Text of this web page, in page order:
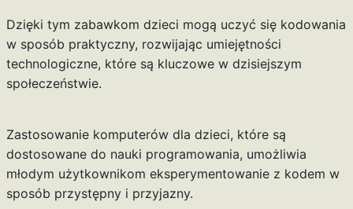
Dzięki tym zabawkom dzieci mogą uczyć się kodowania
w sposób praktyczny, rozwijając umiejętności
technologiczne, które są kluczowe w dzisiejszym
społeczeństwie.
Zastosowanie komputerów dla dzieci, które są
dostosowane do nauki programowania, umożliwia
młodym użytkownikom eksperymentowanie z kodem w
sposób przystępny i przyjazny.